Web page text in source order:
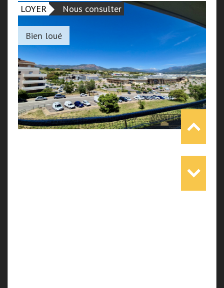
LOYER Nous consulter
Bien loué